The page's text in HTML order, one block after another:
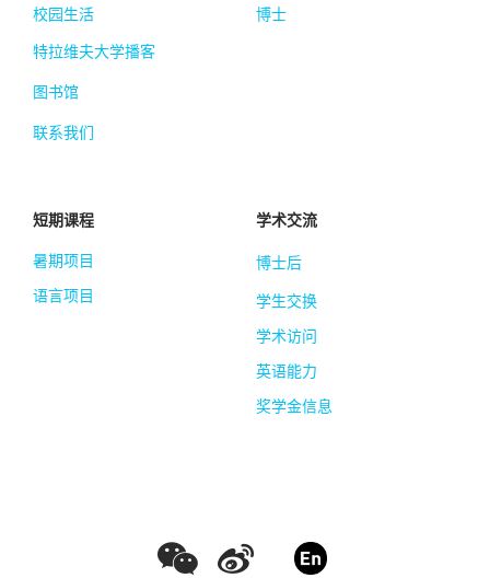
校园生活
特拉维夫大学播客
图书馆
联系我们
博士
短期课程
暑期项目
语言项目
学术交流
博士后
学生交换
学术访问
英语能力
奖学金信息